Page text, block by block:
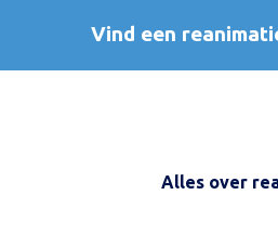
Vind een
Alles over